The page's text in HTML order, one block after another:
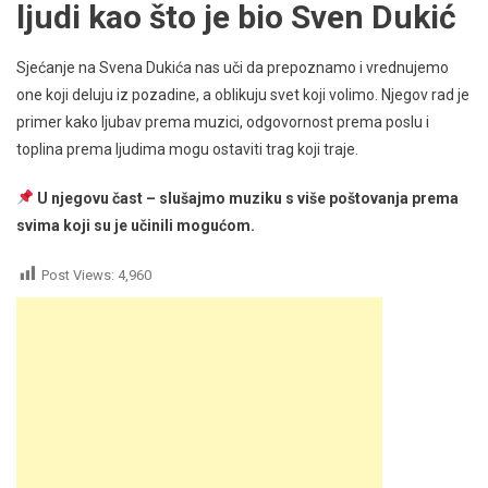
ljudi kao što je bio Sven Dukić
Sjećanje na Svena Dukića nas uči da prepoznamo i vrednujemo
one koji deluju iz pozadine, a oblikuju svet koji volimo. Njegov rad je
primer kako ljubav prema muzici, odgovornost prema poslu i
toplina prema ljudima mogu ostaviti trag koji traje.
U njegovu čast – slušajmo muziku s više poštovanja prema
svima koji su je učinili mogućom.
Post Views: 4,960